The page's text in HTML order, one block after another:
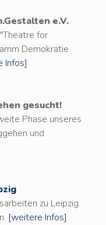
e.V.
for
Demokratie
Infos]
gesucht!
Phase unseres
und
zu Leipzig
[weitere Infos]